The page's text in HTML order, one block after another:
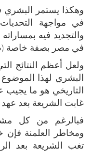
وهكذا يستمر البشري
في مواجهة
والتجديد فيه
في مصر بصفة خاصة (ص: ٥١ -
ولعل أعظم النتائج
البشري لهذا
التاريخي هو ما
غابت الشريعة بعد عهد
فبالرغم من كل
ومخاطر العلمنة فإن
تغب الشريعة بعد